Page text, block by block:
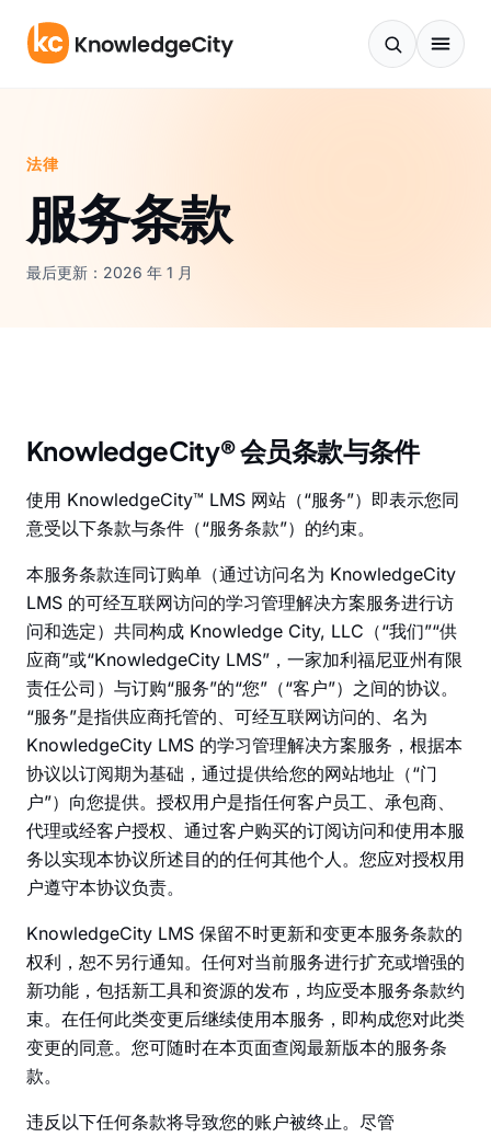
法律
服务条款
最后更新：2026 年 1 月
KnowledgeCity® 会员条款与条件
使用 KnowledgeCity™ LMS 网站（“服务”）即表示您同
意受以下条款与条件（“服务条款”）的约束。
本服务条款连同订购单（通过访问名为 KnowledgeCity
LMS 的可经互联网访问的学习管理解决方案服务进行访
问和选定）共同构成 Knowledge City, LLC（“我们”“供
应商”或“KnowledgeCity LMS”，一家加利福尼亚州有限
责任公司）与订购“服务”的“您”（“客户”）之间的协议。
“服务”是指供应商托管的、可经互联网访问的、名为
KnowledgeCity LMS 的学习管理解决方案服务，根据本
协议以订阅期为基础，通过提供给您的网站地址（“门
户”）向您提供。授权用户是指任何客户员工、承包商、
代理或经客户授权、通过客户购买的订阅访问和使用本服
务以实现本协议所述目的的任何其他个人。您应对授权用
户遵守本协议负责。
KnowledgeCity LMS 保留不时更新和变更本服务条款的
权利，恕不另行通知。任何对当前服务进行扩充或增强的
新功能，包括新工具和资源的发布，均应受本服务条款约
束。在任何此类变更后继续使用本服务，即构成您对此类
变更的同意。您可随时在本页面查阅最新版本的服务条
款。
违反以下任何条款将导致您的账户被终止。尽管